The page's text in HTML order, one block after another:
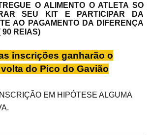
O ALIMENTO O ATLETA SO
SEU KIT E PARTICIPAR DA
AO PAGAMENTO DA DIFERENÇA
90 REIAS)
inscrições ganharão o
do Pico do Gavião
EM HIPÓTESE ALGUMA